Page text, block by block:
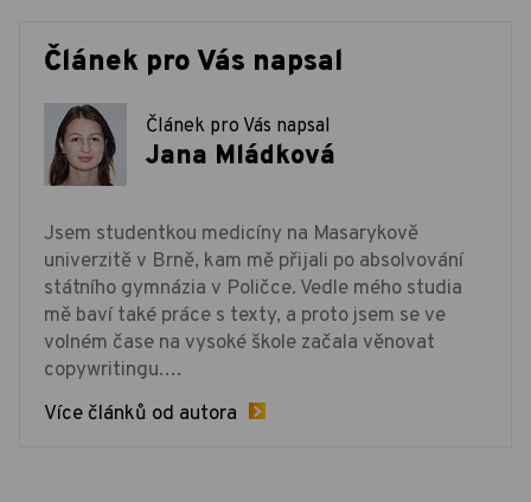
Článek pro Vás napsal
Článek pro Vás napsal
Jana Mládková
Jsem studentkou medicíny na Masarykově
univerzitě v Brně, kam mě přijali po absolvování
státního gymnázia v Poličce. Vedle mého studia
mě baví také práce s texty, a proto jsem se ve
volném čase na vysoké škole začala věnovat
copywritingu.…
Více článků od autora